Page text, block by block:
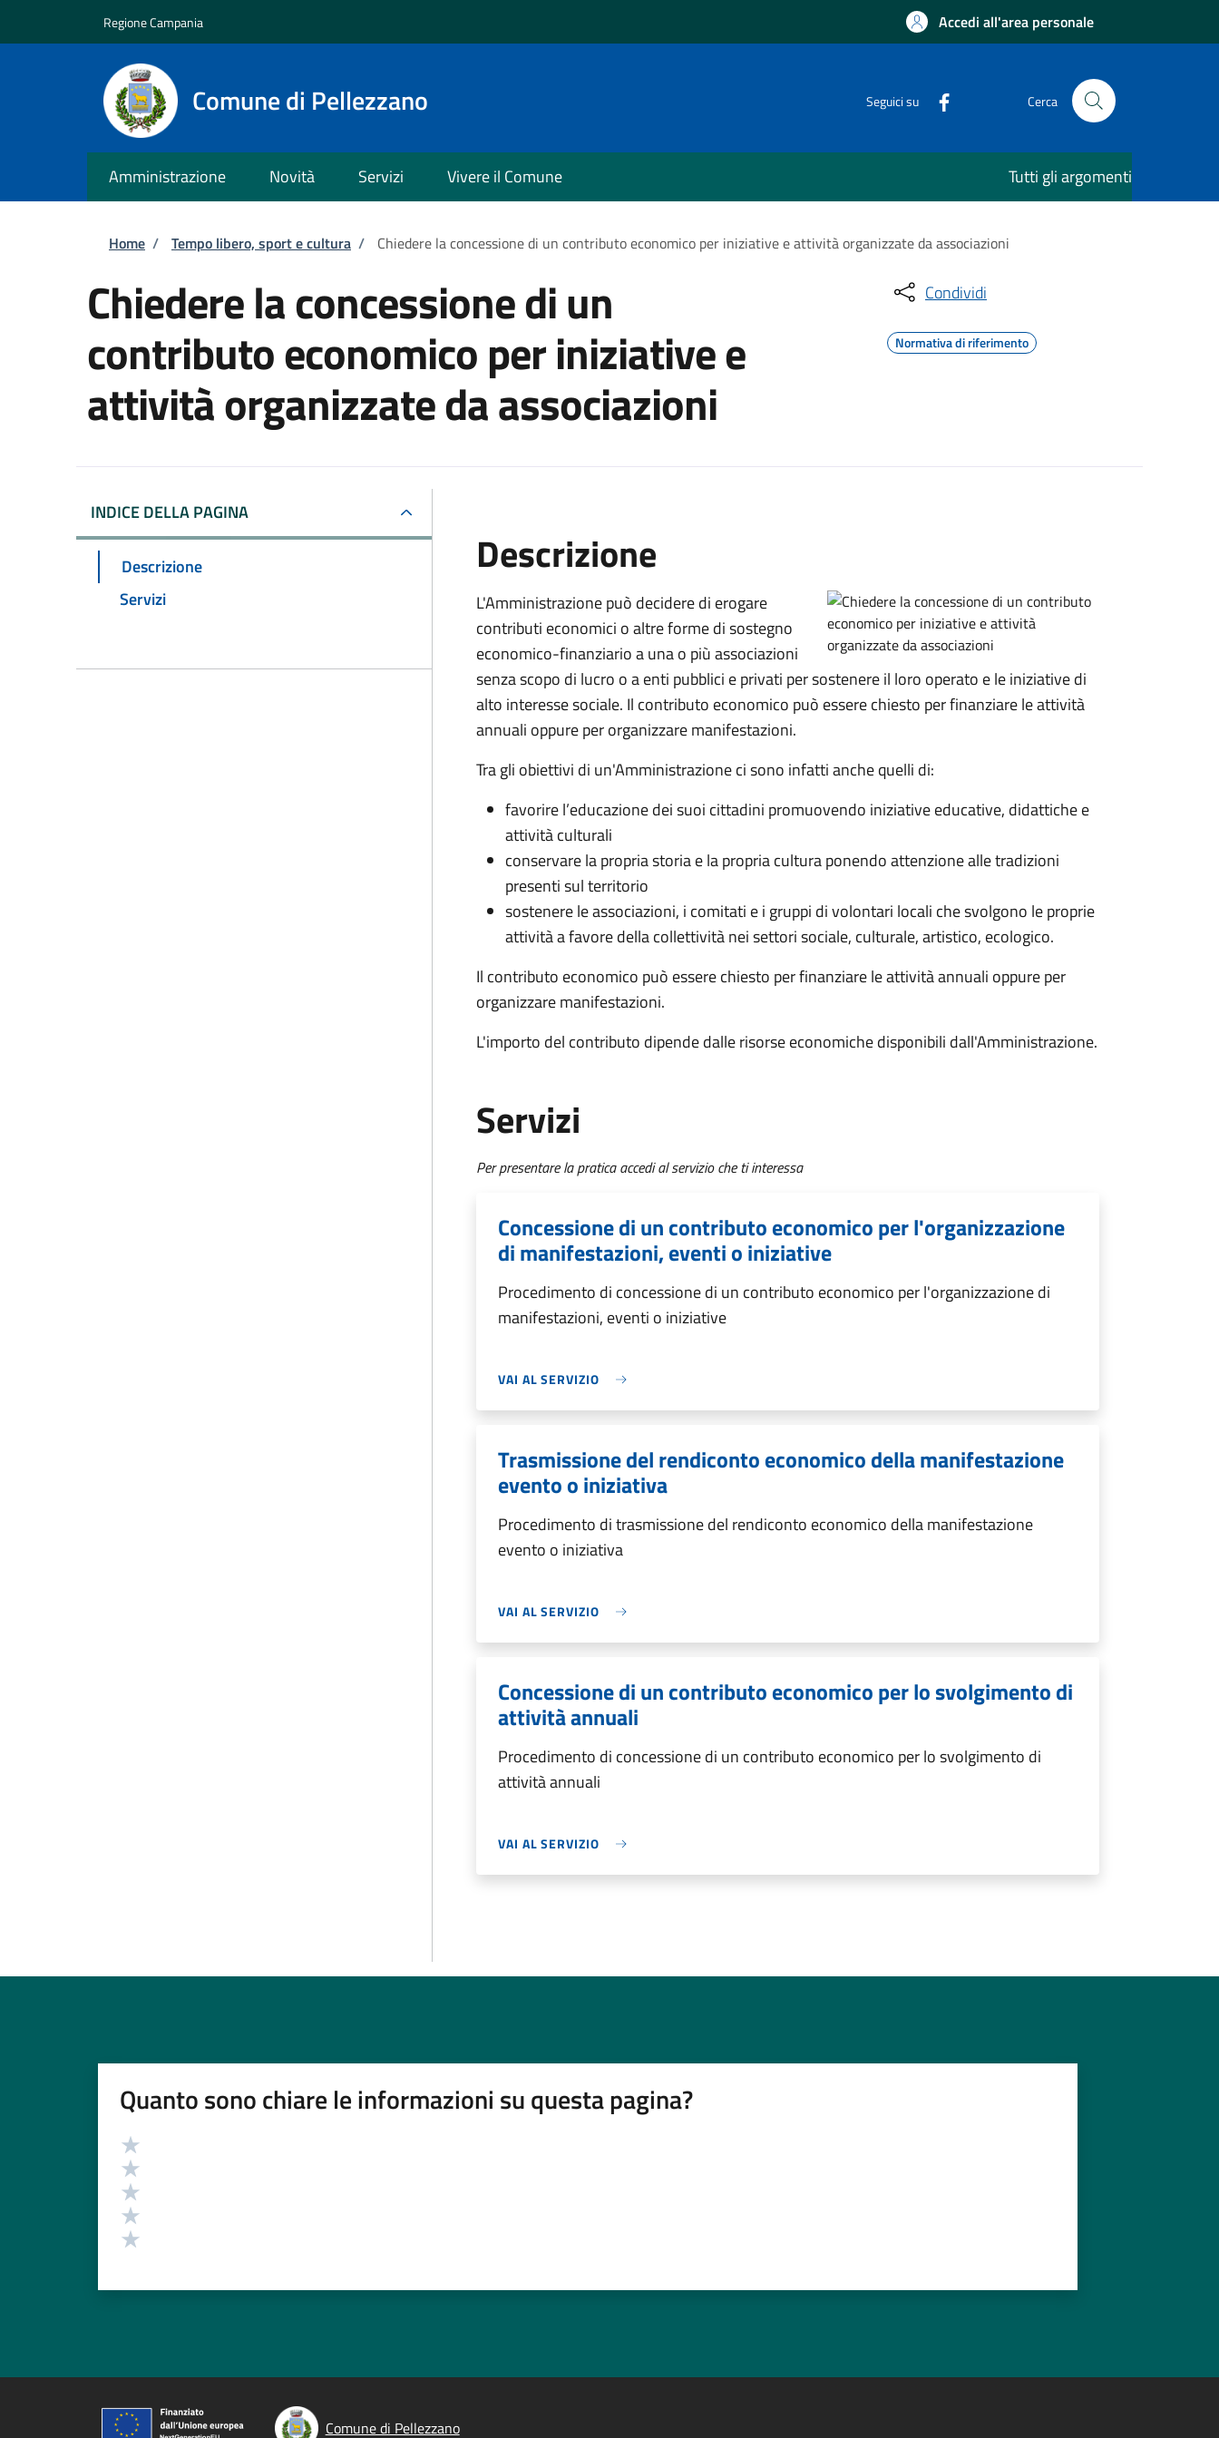
Regione Campania Accedi all'area personale
Comune di Pellezzano Seguici su Cerca
Amministrazione Novità Servizi Vivere il Comune Tutti gli argomenti
Briciole di pane
Home / Tempo libero, sport e cultura / Chiedere la concessione di un contributo economico per iniziative e attività organizzate da associazioni
Chiedere la concessione di un
contributo economico per iniziative e
attività organizzate da associazioni
Condividi
Normativa di riferimento
INDICE DELLA PAGINA
Descrizione
Servizi
Descrizione
L'Amministrazione può decidere di erogare
contributi economici o altre forme di sostegno
economico-finanziario a una o più associazioni
senza scopo di lucro o a enti pubblici e privati per sostenere il loro operato e le iniziative di
alto interesse sociale. Il contributo economico può essere chiesto per finanziare le attività
annuali oppure per organizzare manifestazioni.
Tra gli obiettivi di un'Amministrazione ci sono infatti anche quelli di:
favorire l’educazione dei suoi cittadini promuovendo iniziative educative, didattiche e
attività culturali
conservare la propria storia e la propria cultura ponendo attenzione alle tradizioni
presenti sul territorio
sostenere le associazioni, i comitati e i gruppi di volontari locali che svolgono le proprie
attività a favore della collettività nei settori sociale, culturale, artistico, ecologico.
Il contributo economico può essere chiesto per finanziare le attività annuali oppure per
organizzare manifestazioni.
L'importo del contributo dipende dalle risorse economiche disponibili dall'Amministrazione.
Servizi
Per presentare la pratica accedi al servizio che ti interessa
Concessione di un contributo economico per l'organizzazione
di manifestazioni, eventi o iniziative
Procedimento di concessione di un contributo economico per l'organizzazione di
manifestazioni, eventi o iniziative
VAI AL SERVIZIO
Trasmissione del rendiconto economico della manifestazione
evento o iniziativa
Procedimento di trasmissione del rendiconto economico della manifestazione
evento o iniziativa
VAI AL SERVIZIO
Concessione di un contributo economico per lo svolgimento di
attività annuali
Procedimento di concessione di un contributo economico per lo svolgimento di
attività annuali
VAI AL SERVIZIO
Quanto sono chiare le informazioni su questa pagina?
Valutazione
Comune di Pellezzano